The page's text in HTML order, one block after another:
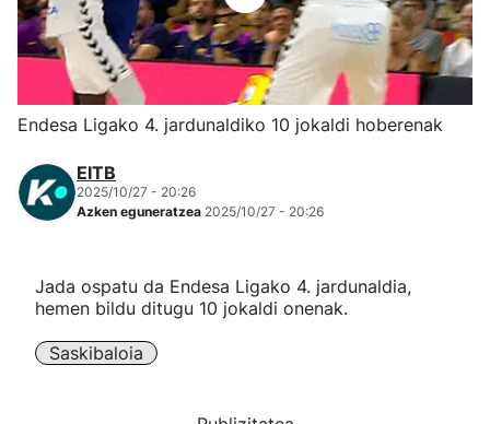
Herri-kirolak
Eskubaloia
Atletismoa
Mendi-lasterketak
Endesa Ligako 4. jardunaldiko 10 jokaldi hoberenak
EITB
2025/10/27 - 20:26
Azken eguneratzea 2025/10/27 - 20:26
Jada ospatu da Endesa Ligako 4. jardunaldia,
hemen bildu ditugu 10 jokaldi onenak.
Saskibaloia